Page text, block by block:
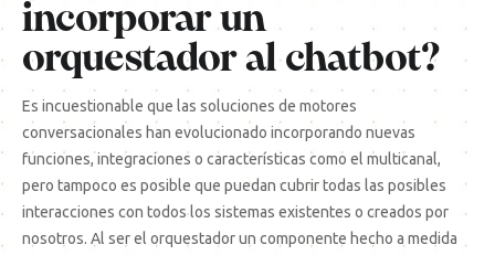
incorporar un
orquestador al chatbot?
Es incuestionable que las soluciones de motores
conversacionales han evolucionado incorporando nuevas
funciones, integraciones o características como el multicanal,
pero tampoco es posible que puedan cubrir todas las posibles
interacciones con todos los sistemas existentes o creados por
nosotros. Al ser el orquestador un componente hecho a medida